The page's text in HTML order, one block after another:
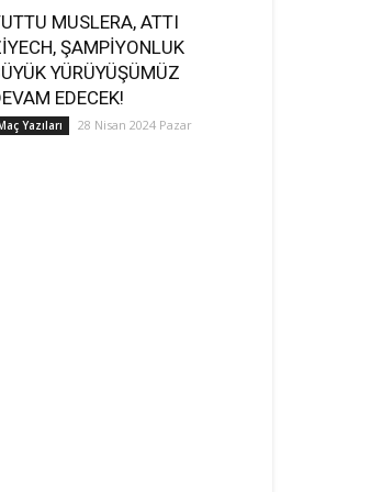
MUSLERA, ATTI
ŞAMPİYONLUK
YÜRÜYÜŞÜMÜZ
EDECEK!
Yazıları 28 Nisan 2024 Pazar